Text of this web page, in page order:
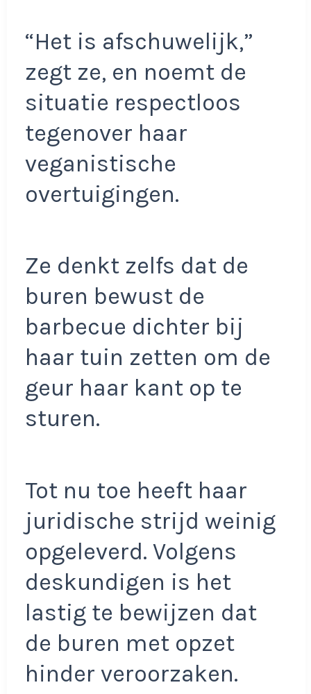
“Het is afschuwelijk,”
zegt ze, en noemt de
situatie respectloos
tegenover haar
veganistische
overtuigingen.
Ze denkt zelfs dat de
buren bewust de
barbecue dichter bij
haar tuin zetten om de
geur haar kant op te
sturen.
Tot nu toe heeft haar
juridische strijd weinig
opgeleverd. Volgens
deskundigen is het
lastig te bewijzen dat
de buren met opzet
hinder veroorzaken.